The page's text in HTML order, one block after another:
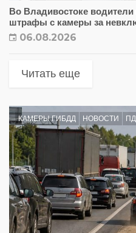
Во Владивостоке
штрафы с камеры за
06.08.2026
Читать еще
КАМЕРЫ ГИБДД НОВОСТИ